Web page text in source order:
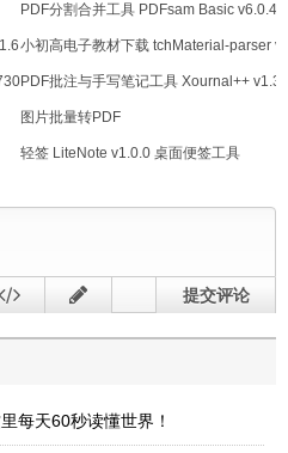
PDF分割合并工具 PDFsam Basic v6.0.4
小初高电子教材下载 tchMaterial-parser
PDF批注与手写笔记工具 Xournal++
图片批量转PDF
轻签 LiteNote v1.0.0 桌面便签工具
提交评论
每天60秒读懂世界！